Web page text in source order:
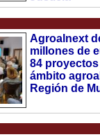
Agroalnext
millones de
84
ámbito
Región de